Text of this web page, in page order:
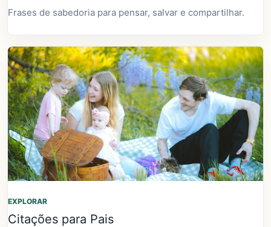
Frases de sabedoria para pensar, salvar e compartilhar.
EXPLORAR
Citações para Pais